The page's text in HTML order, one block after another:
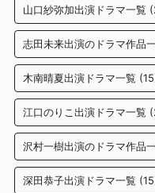
山口紗弥加出演ドラマ一覧
志田未来出演のドラマ作品
木南晴夏出演ドラマ一覧
江口のりこ出演ドラマ一覧
沢村一樹出演のドラマ作品
深田恭子出演ドラマ一覧